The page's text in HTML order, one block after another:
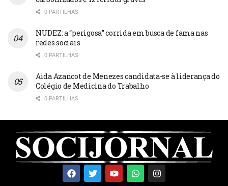
0 PARTILHAS
NUDEZ: a “perigosa” corrida em busca de fama nas
redes sociais
0 PARTILHAS
Aida Azancot de Menezes candidata-se à liderança do
Colégio de Medicina do Trabalho
0 PARTILHAS